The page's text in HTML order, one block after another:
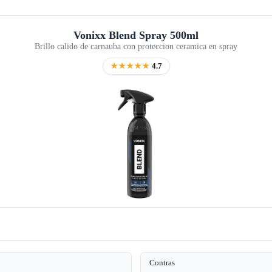
Vonixx Blend Spray 500ml
Brillo calido de carnauba con proteccion ceramica en spray
★★★★★ 4.7
Contras